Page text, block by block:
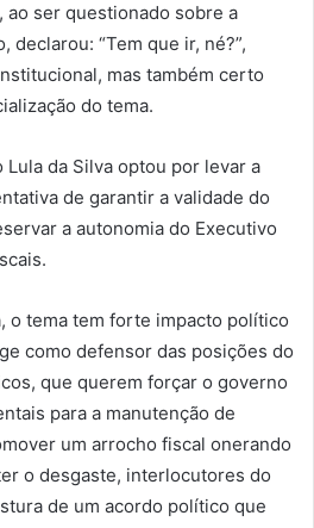
ao ser questionado sobre a
declarou: “Tem que ir, né?”,
mas também certo
do tema.
da Silva optou por levar a
de garantir a validade do
a autonomia do Executivo
o tema tem forte impacto político
como defensor das posições do
que querem forçar o governo
para a manutenção de
um arrocho fiscal onerando
o desgaste, interlocutores do
de um acordo político que